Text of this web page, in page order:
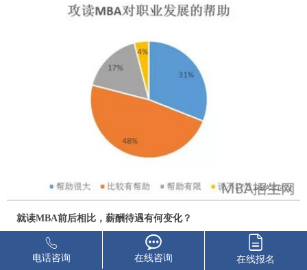
就读MBA前后相比，薪酬待遇有何变化？
所有被调查人群中，有 的人在攻读 后薪酬涨幅在5%~30%
之间，22%的人薪酬涨幅在 30%~50%之间，同时也有一定比例的人认
电话咨询 在线咨询 在线报名